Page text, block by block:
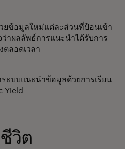
วยข้อมูลใหม่แต่ละส่วนที่ป้อนเข้า
ว่าผลลัพธ์การแนะนำได้รับการ
ตลอดเวลา
ะบบแนะนำข้อมูลด้วยการเรียน
Yield
วิต